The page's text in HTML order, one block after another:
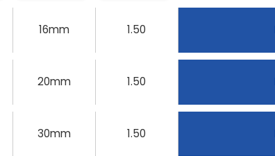
16mm 1.50
20mm 1.50
30mm 1.50